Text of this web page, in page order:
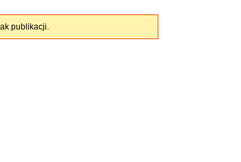
publikacji.